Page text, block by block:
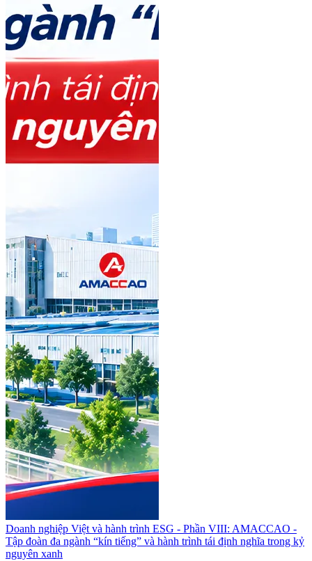
Doanh nghiệp Việt và hành trình ESG - Phần VIII: AMACCAO -
Tập đoàn đa ngành “kín tiếng” và hành trình tái định nghĩa trong kỷ
nguyên xanh